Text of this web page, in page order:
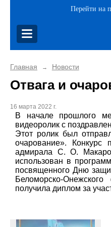
Перейти на
Главная → Новости
Отвага и
16 марта 2022 г.
В начале прошлого
видеоролик с
Этот ролик был
очарование».
адмирала С. О.
использован в
посвященного Дню
Беломорско-
получила диплом за